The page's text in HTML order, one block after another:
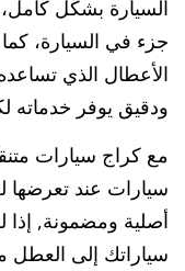
السيارة بشكل
جزء في السيارة،
الأعطال الذي
ودقيق يوفر خدماته
مع كراج سيارات
سيارات عند تعرضها
أصلية ومضمونة, إذا
سياراتك إلى العطل